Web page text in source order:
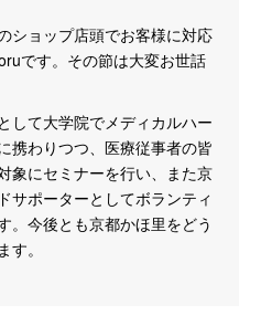
ショップ店頭でお客様に対応
です。その節は大変お世話
して大学院でメディカルハー
携わりつつ、医療従事者の皆
象にセミナーを行い、また京
サポーターとしてボランティ
。今後とも京都かほ里をどう
。